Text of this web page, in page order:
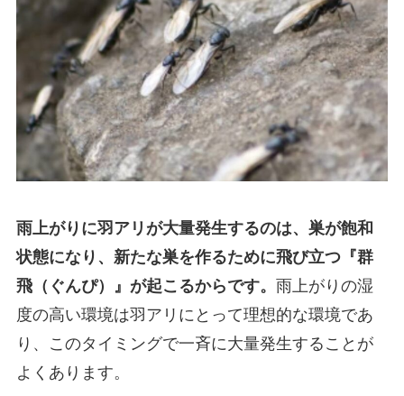
雨上がりに羽アリが大量発生するのは、巣が飽和
状態になり、新たな巣を作るために飛び立つ『群
飛（ぐんぴ）』が起こるからです。 雨上がりの湿
度の高い環境は羽アリにとって理想的な環境であ
り、このタイミングで一斉に大量発生することが
よくあります。